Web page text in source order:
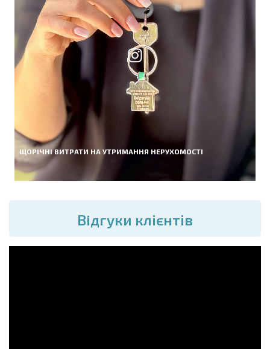
ЩОРІЧНІ ВИТРАТИ НА УТРИМАННЯ НЕРУХОМОСТІ
Вiдгуки клієнтів